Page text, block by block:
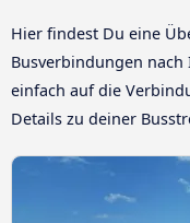
Hier findest Du eine
Busverbindungen
einfach auf die
Details zu deiner